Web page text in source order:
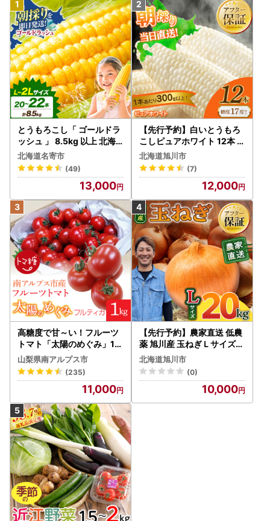
とうもろこし「 ゴールドラ
ッシュ 」 8.5kg 以上 北海
道 名寄 スイートコーン
北海道名寄市
(49)
13,000
【先行予約】白いとうもろ
こしピュアホワイト 12本 3.
6kg（2026年8月下旬から
発送開始） とうもろこし
北海道旭川市
(7)
12,000
高糖度で甘～い！フルーツ
トマト「太陽のめぐみ」1k
g ALPBI001 | 高糖度 おす
すめ 産地直送 新鮮 フレッ
シュ 高栄養素 南アルプス市
山梨県南アルプス市
(235)
11,000
【先行予約】農家直送 低農
薬 旭川産 玉ねぎＬサイズ2
0kg(2026年9月発送開始
予定)_ | 玉ねぎ 05935
北海道旭川市
(0)
10,000